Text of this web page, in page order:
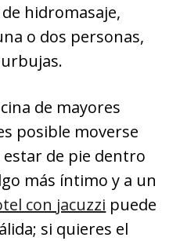
hidromasaje,
o dos personas,
de mayores
posible moverse
de pie dentro
más íntimo y a un
con jacuzzi puede
si quieres el